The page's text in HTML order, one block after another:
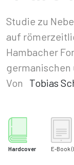
Studie zu
auf
Hambacher
germanischen
Von
Tobias
Hardcover E-Book